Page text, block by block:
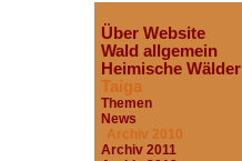
Über Website
Wald allgemein
Heimische Wälder
Taiga
Themen
News
Archiv 2010
Archiv 2011